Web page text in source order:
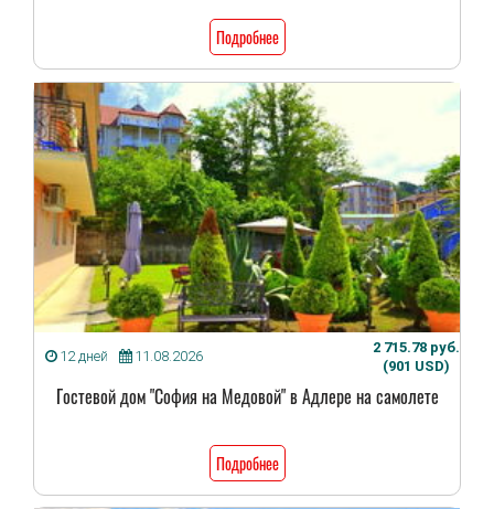
Подробнее
12 дней 11.08.2026
2 715.78 руб.
(901 USD)
Гостевой дом "София на Медовой" в Адлере на самолете
Подробнее